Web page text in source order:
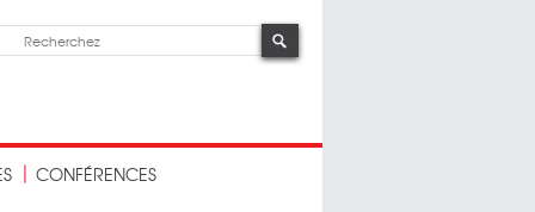
CONFÉRENCES